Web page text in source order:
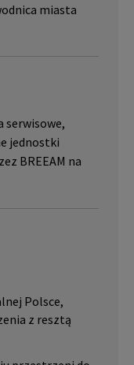
miasta
serwisowe,
jednostki
BREEAM na
Polsce,
z resztą